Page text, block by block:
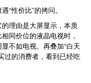
“性价比”的拷问。
理由是大屏显示，本质
同价位的液晶电视时，
不如电视。再叠加“白天
过的消费者，看到已经吃